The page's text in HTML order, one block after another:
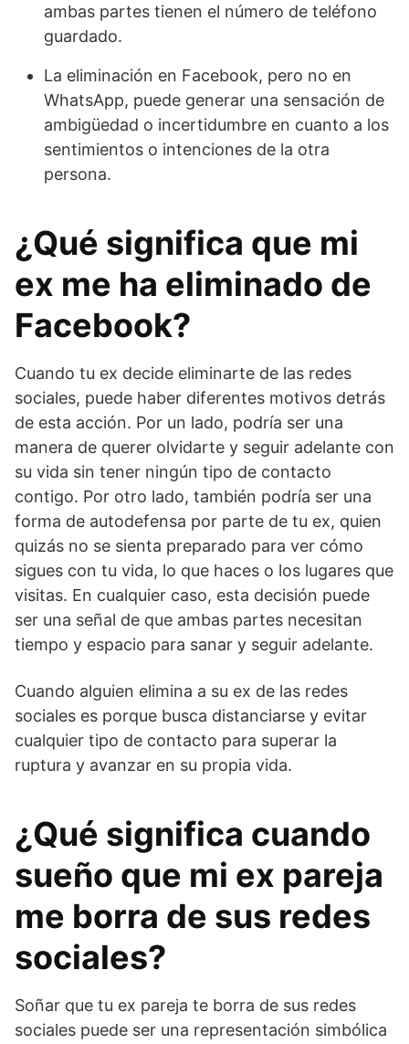
ambas partes tienen el número de teléfono
guardado.
La eliminación en Facebook, pero no en
WhatsApp, puede generar una sensación de
ambigüedad o incertidumbre en cuanto a los
sentimientos o intenciones de la otra
persona.
¿Qué significa que mi
ex me ha eliminado de
Facebook?
Cuando tu ex decide eliminarte de las redes
sociales, puede haber diferentes motivos detrás
de esta acción. Por un lado, podría ser una
manera de querer olvidarte y seguir adelante con
su vida sin tener ningún tipo de contacto
contigo. Por otro lado, también podría ser una
forma de autodefensa por parte de tu ex, quien
quizás no se sienta preparado para ver cómo
sigues con tu vida, lo que haces o los lugares que
visitas. En cualquier caso, esta decisión puede
ser una señal de que ambas partes necesitan
tiempo y espacio para sanar y seguir adelante.
Cuando alguien elimina a su ex de las redes
sociales es porque busca distanciarse y evitar
cualquier tipo de contacto para superar la
ruptura y avanzar en su propia vida.
¿Qué significa cuando
sueño que mi ex pareja
me borra de sus redes
sociales?
Soñar que tu ex pareja te borra de sus redes
sociales puede ser una representación simbólica